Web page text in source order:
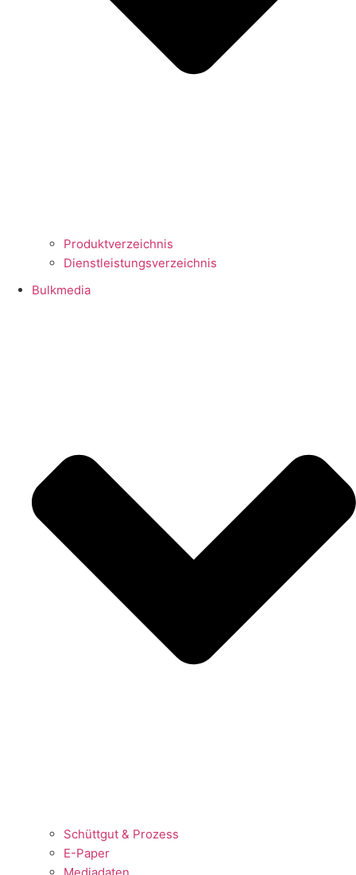
Produktverzeichnis
Dienstleistungsverzeichnis
Bulkmedia
Schüttgut & Prozess
E-Paper